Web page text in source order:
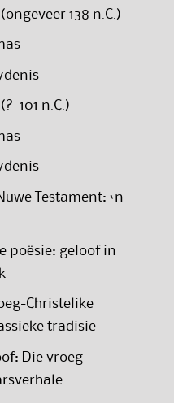
138 n.C.)
101 n.C.)
Testament: ‘n
poësie: geloof in
Christelike
tradisie
Die vroeg-